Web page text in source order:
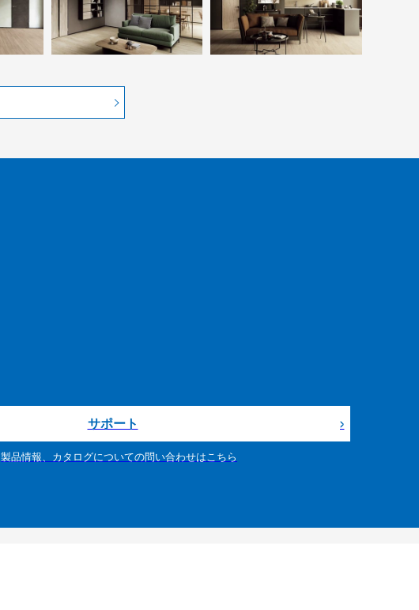
サポート
製品情報、カタログについての問い合わせはこちら